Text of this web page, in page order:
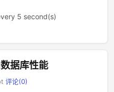
5 second(s)
据库性能
评论(0)